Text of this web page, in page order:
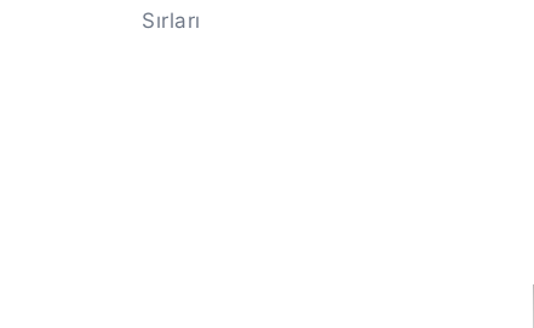
Sırları